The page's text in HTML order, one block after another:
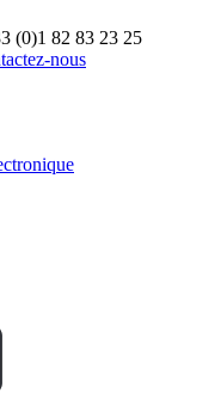
(0)1 82 83 23 25
nous